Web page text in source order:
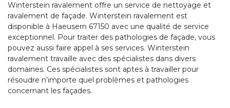
Winterstein ravalement offre un service de nettoyage et
ravalement de façade. Winterstein ravalement est
disponible à Haeusern 67150 avec une qualité de service
exceptionnel. Pour traiter des pathologies de façade, vous
pouvez aussi faire appel à ses services. Winterstein
ravalement travaille avec des spécialistes dans divers
domaines. Ces spécialistes sont aptes à travailler pour
résoudre n’importe quel problèmes et pathologies
concernant les façades.